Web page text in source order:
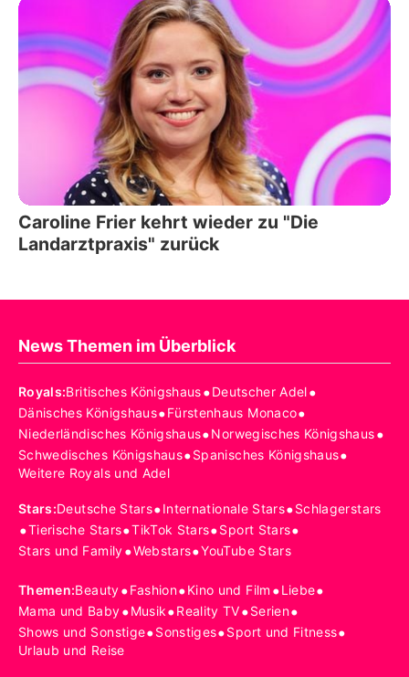
Caroline Frier kehrt wieder zu "Die
Landarztpraxis" zurück
News Themen im Überblick
Royals:Britisches Königshaus•Deutscher Adel•
Dänisches Königshaus•Fürstenhaus Monaco•
Niederländisches Königshaus•Norwegisches Königshaus•
Schwedisches Königshaus•Spanisches Königshaus•
Weitere Royals und Adel
Stars:Deutsche Stars•Internationale Stars•Schlagerstars
•Tierische Stars•TikTok Stars•Sport Stars•
Stars und Family•Webstars•YouTube Stars
Themen:Beauty•Fashion•Kino und Film •Liebe•
Mama und Baby•Musik•Reality TV•Serien•
Shows und Sonstige•Sonstiges•Sport und Fitness•
Urlaub und Reise